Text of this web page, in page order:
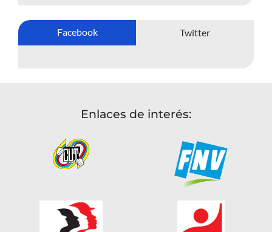
Facebook Twitter
Enlaces de interés: